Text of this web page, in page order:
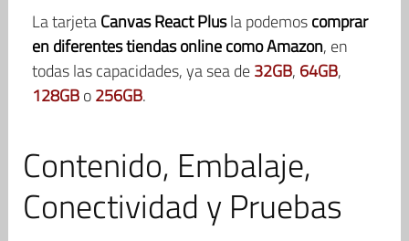
La tarjetaCanvas React Plusla podemoscomprar
en diferentes tiendas online como Amazon, en
todas las capacidades, ya sea de32GB, 64GB,
128GBo256GB.
Contenido, Embalaje,
Conectividad y Pruebas